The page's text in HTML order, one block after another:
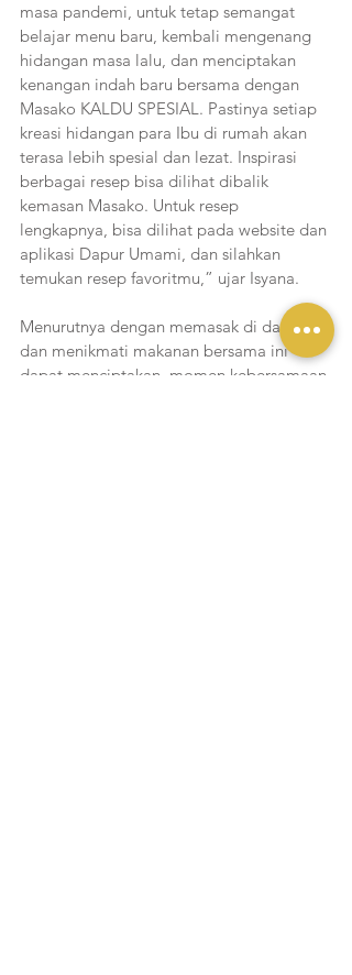
masa pandemi, untuk tetap semangat
belajar menu baru, kembali mengenang
hidangan masa lalu, dan menciptakan
kenangan indah baru bersama dengan
Masako KALDU SPESIAL. Pastinya setiap
kreasi hidangan para Ibu di rumah akan
terasa lebih spesial dan lezat. Inspirasi
berbagai resep bisa dilihat dibalik
kemasan Masako. Untuk resep
lengkapnya, bisa dilihat pada website dan
aplikasi Dapur Umami, dan silahkan
temukan resep favoritmu,” ujar Isyana.
Menurutnya dengan memasak di dapur
dan menikmati makanan bersama ini
dapat menciptakan  momen kebersamaan